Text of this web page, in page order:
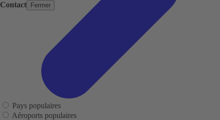
Contact Fermer
Pays populaires
Aéroports populaires